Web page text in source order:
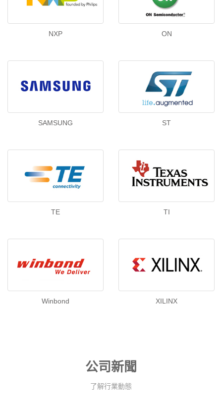
NXP ON
SAMSUNG ST
TE TI
Winbond XILINX
公司新聞
了解行業動態